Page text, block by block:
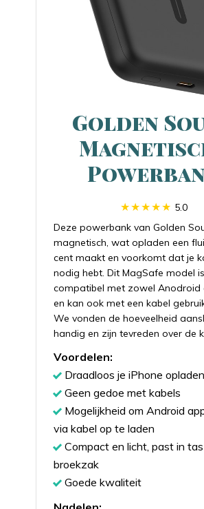
Golden
5.0
Deze powerbank van Golden
magnetisch, wat opladen een
cent maakt en voorkomt dat je
nodig hebt. Dit MagSafe model is
compatibel met zowel Anodroid
en kan ook met een kabel
We vonden de hoeveelheid
handig en zijn tevreden over de
Voordelen:
Draadloos je iPhone opladen
Geen gedoe met kabels
Mogelijkheid om Android
via kabel op te laden
Compact en licht, past in
broekzak
Goede kwaliteit